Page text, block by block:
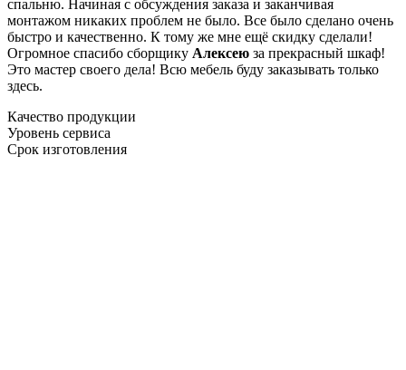
спальню. Начиная с обсуждения заказа и заканчивая
монтажом никаких проблем не было. Все было сделано очень
быстро и качественно. К тому же мне ещё скидку сделали!
Огромное спасибо сборщику Алексею за прекрасный шкаф!
Это мастер своего дела! Всю мебель буду заказывать только
здесь.
Качество продукции
Уровень сервиса
Срок изготовления